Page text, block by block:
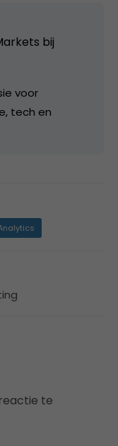
bij
voor
tech en
te